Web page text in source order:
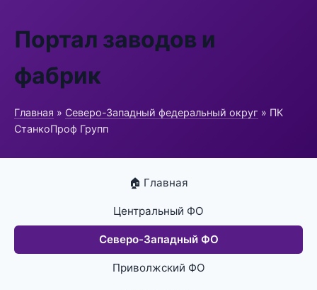
Портал заводов и
фабрик
Главная » Северо-Западный федеральный округ » ПК
СтанкоПроф Групп
🏠 Главная
Центральный ФО
Северо-Западный ФО
Приволжский ФО